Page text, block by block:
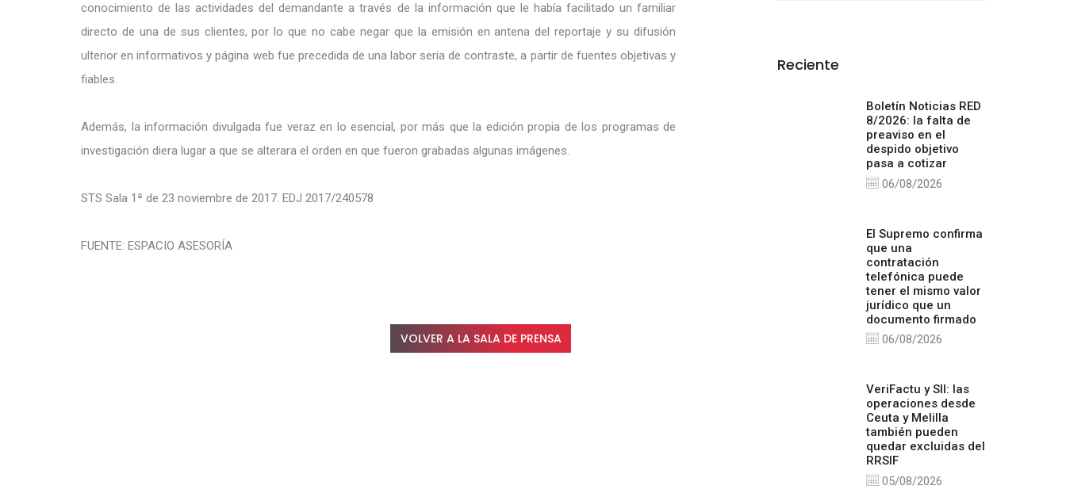
conocimiento de las actividades del demandante a través de la información que le había facilitado un familiar
directo de una de sus clientes, por lo que no cabe negar que la emisión en antena del reportaje y su difusión
ulterior en informativos y página web fue precedida de una labor seria de contraste, a partir de fuentes objetivas y
fiables.
Además, la información divulgada fue veraz en lo esencial, por más que la edición propia de los programas de
investigación diera lugar a que se alterara el orden en que fueron grabadas algunas imágenes.
STS Sala 1ª de 23 noviembre de 2017. EDJ 2017/240578
FUENTE: ESPACIO ASESORÍA
VOLVER A LA SALA DE PRENSA
Reciente
Boletín Noticias RED
8/2026: la falta de
preaviso en el
despido objetivo
pasa a cotizar
06/08/2026
El Supremo confirma
que una
contratación
telefónica puede
tener el mismo valor
jurídico que un
documento firmado
06/08/2026
VeriFactu y SII: las
operaciones desde
Ceuta y Melilla
también pueden
quedar excluidas del
RRSIF
05/08/2026